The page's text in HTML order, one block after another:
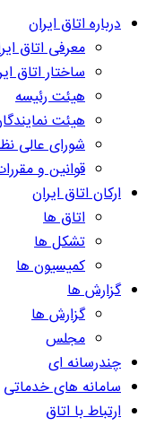
درباره اتاق ایران
معرفی اتاق
ساختار اتاق
هیئت رئیسه
هیئت
شورای عالی
قوانین و
ارکان اتاق ایران
اتاق ها
تشکل ها
کمیسیون ها
گزارش ها
گزارش ها
مجلس
چندرسانه ای
سامانه های خدماتی
ارتباط با اتاق